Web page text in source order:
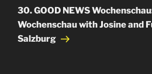
Beitrag
30. GOOD NEWS
Wochenschau with Josine and
Salzburg